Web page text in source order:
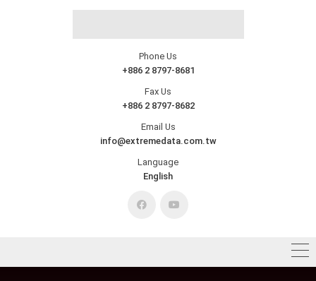
Phone Us
+886 2 8797-8681
Fax Us
+886 2 8797-8682
Email Us
info@extremedata.com.tw
Language
English